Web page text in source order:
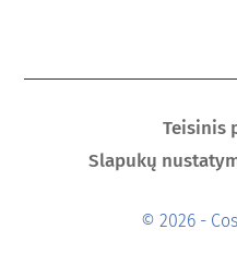
Teisinis
Slapukų
© 2026 -